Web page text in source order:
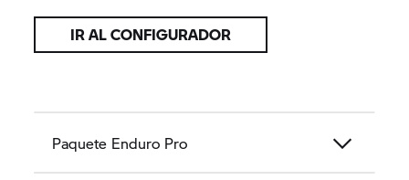
rendimiento en trayectos todoterreno. El protector
de tapa de culata, los guardamanos y la defensa
añaden un toque atractivo.
IR AL CONFIGURADOR
Paquete Enduro Pro